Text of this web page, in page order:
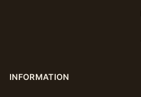
INFORMATION